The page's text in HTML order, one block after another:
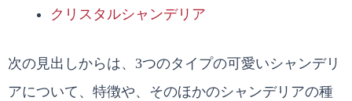
クリスタルシャンデリア
次の見出しからは、3つのタイプの可愛いシャンデリ
アについて、特徴や、そのほかのシャンデリアの種